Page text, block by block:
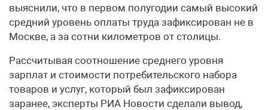
выяснили, что в первом полугодии самый высокий
средний уровень оплаты труда зафиксирован не в
Москве, а за сотни километров от столицы.
Рассчитывая соотношение среднего уровня
зарплат и стоимости потребительского набора
товаров и услуг, который был зафиксирован
заранее, эксперты РИА Новости сделали вывод,